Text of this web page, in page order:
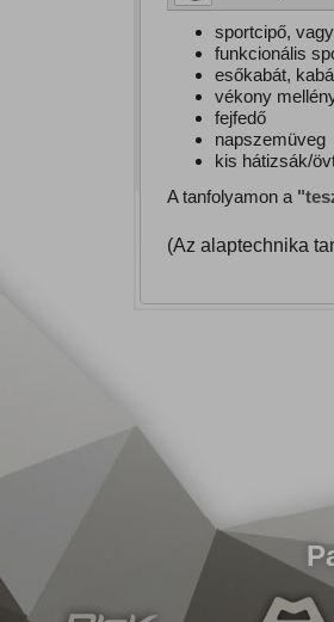
sportcipő,
funkcionális
esőkabát,
vékony
fejfedő
napszemüveg
kis hátizsák/
A tanfolyamon a
(Az alaptechnika